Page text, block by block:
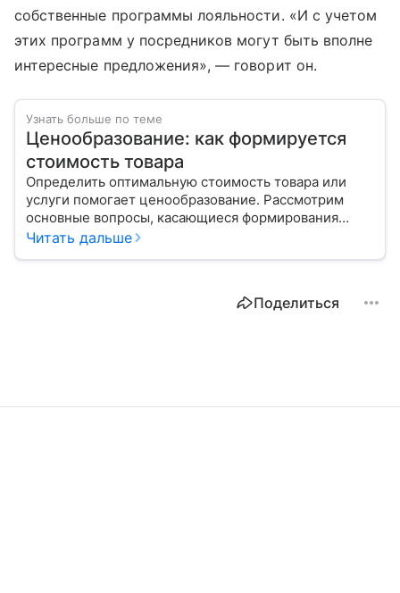
собственные программы лояльности. «И с учетом
этих программ у посредников могут быть вполне
интересные предложения», — говорит он.
Узнать больше по теме
Ценообразование: как формируется
стоимость товара
Определить оптимальную стоимость товара или
услуги помогает ценообразование. Рассмотрим
основные вопросы, касающиеся формирования
цены и факторов, влияющих на нее.
Читать дальше
Поделиться